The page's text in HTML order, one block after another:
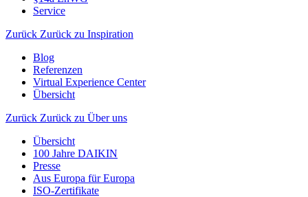
Service
Zurück Zurück zu Inspiration
Blog
Referenzen
Virtual Experience Center
Übersicht
Zurück Zurück zu Über uns
Übersicht
100 Jahre DAIKIN
Presse
Aus Europa für Europa
ISO-Zertifikate